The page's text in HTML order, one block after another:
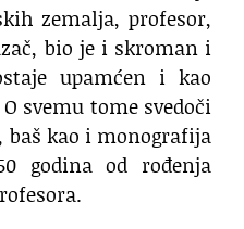
zemalja, profesor,
bio je i skroman i
upamćen i kao
svemu tome svedoči
baš kao i monografija
godina od rođenja